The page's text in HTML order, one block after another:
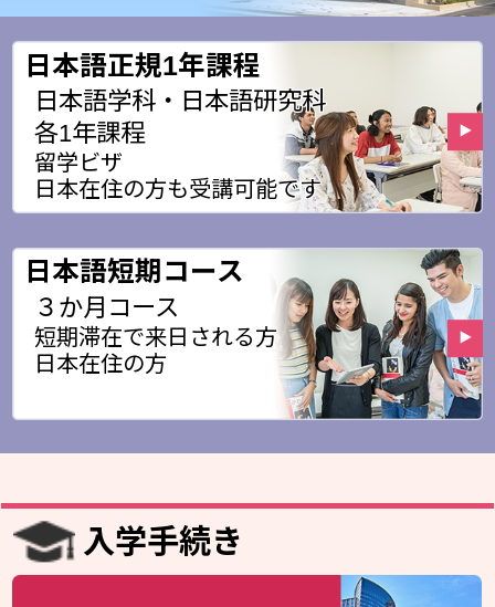
日本語正規1年課程
日本語学科・日本語研究科
各1年課程
留学ビザ
日本在住の方も受講可能です
日本語短期コース
３か月コース
短期滞在で来日される方
日本在住の方
入学手続き